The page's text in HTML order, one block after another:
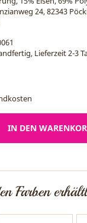
24, 82343
Lieferzeit 2-3
IN DEN
Farben